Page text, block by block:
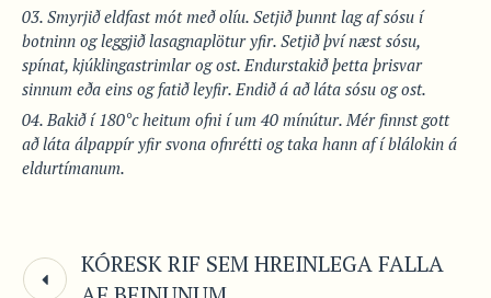
Smyrjið eldfast mót með olíu. Setjið þunnt lag af sósu í
botninn og leggjið lasagnaplötur yfir. Setjið því næst sósu,
spínat, kjúklingastrimlar og ost. Endurstakið þetta þrisvar
sinnum eða eins og fatið leyfir. Endið á að láta sósu og ost.
Bakið í 180°c heitum ofni í um 40 mínútur. Mér finnst gott
að láta álpappír yfir svona ofnrétti og taka hann af í blálokin á
eldurtímanum.
KÓRESK RIF SEM HREINLEGA FALLA